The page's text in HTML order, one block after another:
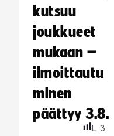
kutsuu
joukkueet
mukaan –
ilmoittautu
minen
päättyy 3.8.
L 3